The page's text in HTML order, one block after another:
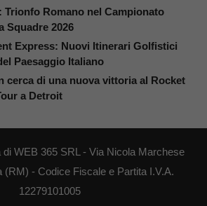
Trionfo Romano nel Campionato
Squadre 2026
Express: Nuovi Itinerari Golfistici
Paesaggio Italiano
cerca di una nuova vittoria al Rocket
a Detroit
di WEB 365 SRL - Via Nicola Marchese
(RM) - Codice Fiscale e Partita I.V.A.
12279101005